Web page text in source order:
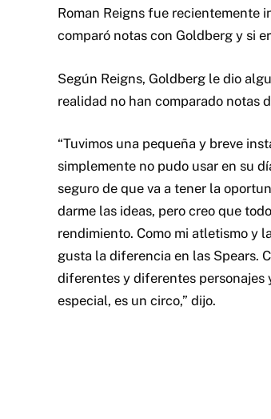
Roman Reigns fue recientemente
comparó notas con Goldberg y si
Según Reigns, Goldberg le dio
realidad no han comparado notas
“Tuvimos una pequeña y breve
simplemente no pudo usar en su
seguro de que va a tener la
darme las ideas, pero creo que
rendimiento. Como mi atletismo y
gusta la diferencia en las Spears.
diferentes y diferentes personajes
especial, es un circo,” dijo.